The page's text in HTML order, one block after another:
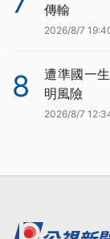
傳輸
2026/8/7
8
遭準國一
明風險
2026/8/7